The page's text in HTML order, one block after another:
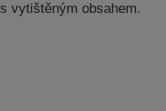
s vytištěným obsahem.